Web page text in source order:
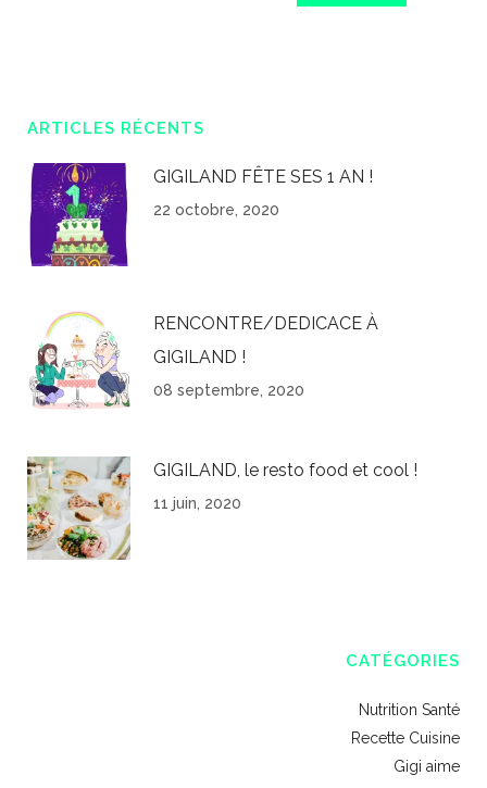
ARTICLES RÉCENTS
GIGILAND FÊTE SES 1 AN !
22 octobre, 2020
RENCONTRE/DEDICACE À
GIGILAND !
08 septembre, 2020
GIGILAND, le resto food et cool !
11 juin, 2020
CATÉGORIES
Nutrition Santé
Recette Cuisine
Gigi aime